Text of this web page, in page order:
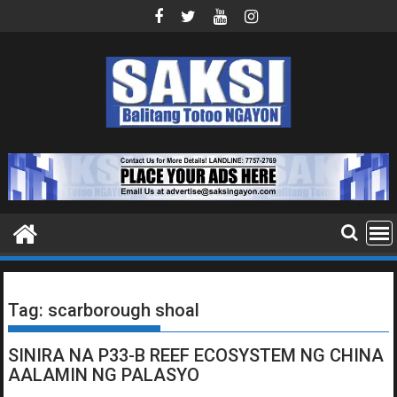
Tag: scarborough shoal
SINIRA NA P33-B REEF ECOSYSTEM NG CHINA
AALAMIN NG PALASYO